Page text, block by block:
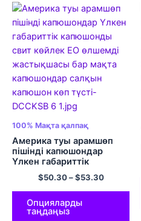
100% Мақта қалпақ
Америка туы арамшөп
пішінді капюшондар
Үлкен габариттік
капюшонды свит көйлек
ЕО өлшемді жастықшасы
бар мақта капюшондар
салқын капюшон көп
түсті
$50.30–$53.30
Опцияларды
таңдаңыз